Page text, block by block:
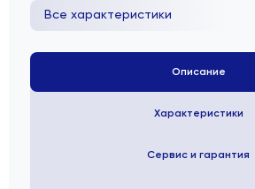
Все характеристики
Описание
Характеристики
Сервис и гарантия